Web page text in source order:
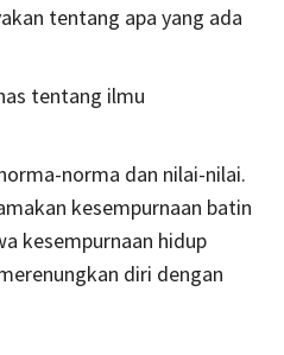
tentang apa yang ada
tentang ilmu
norma dan nilai-nilai.
kesempurnaan batin
kesempurnaan hidup
diri dengan